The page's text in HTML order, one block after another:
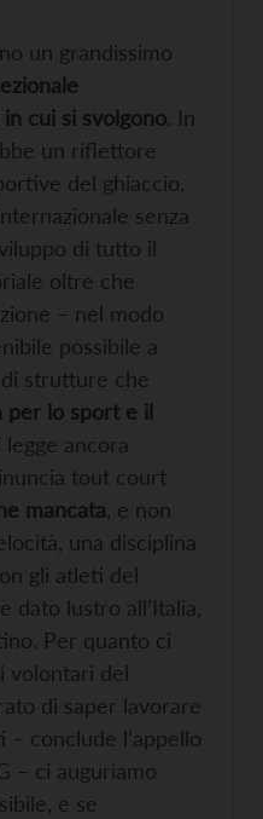
un grandissimo
cui si svolgono. In
un riflettore
del ghiaccio,
senza
di tutto il
oltre che
– nel modo
possibile a
strutture che
per lo sport e il
legge ancora
tout court
mancata, e non
una disciplina
gli atleti del
dato lustro all’Italia,
Per quanto ci
volontari del
di saper lavorare
conclude l’appello
– ci auguriamo
e se